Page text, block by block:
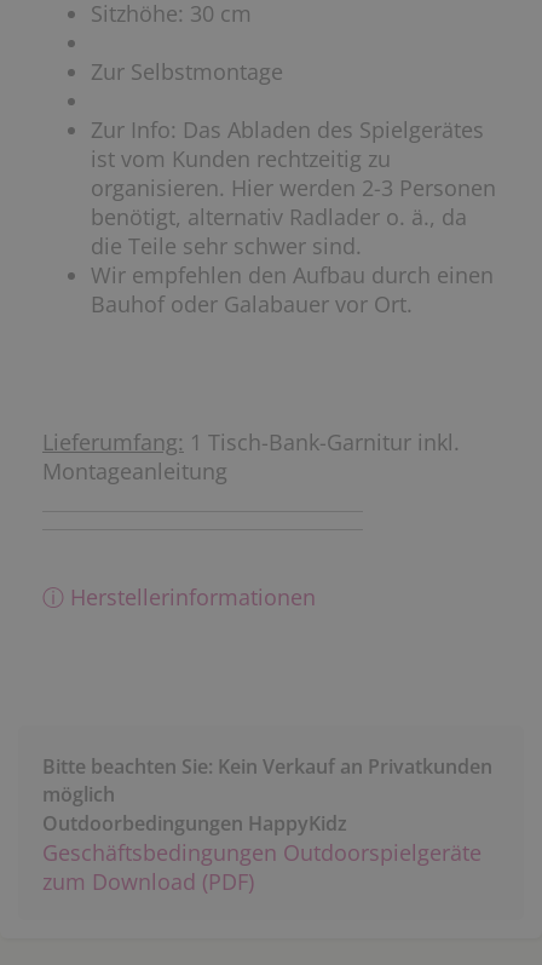
Sitzhöhe: 30 cm
Zur Selbstmontage
Zur Info: Das Abladen des Spielgerätes
ist vom Kunden rechtzeitig zu
organisieren. Hier werden 2-3 Personen
benötigt, alternativ Radlader o. ä., da
die Teile sehr schwer sind.
Wir empfehlen den Aufbau durch einen
Bauhof oder Galabauer vor Ort.
Lieferumfang: 1 Tisch-Bank-Garnitur inkl.
Montageanleitung
ⓘ Herstellerinformationen
Bitte beachten Sie: Kein Verkauf an Privatkunden
möglich
Outdoorbedingungen HappyKidz
Geschäftsbedingungen Outdoorspielgeräte
zum Download (PDF)